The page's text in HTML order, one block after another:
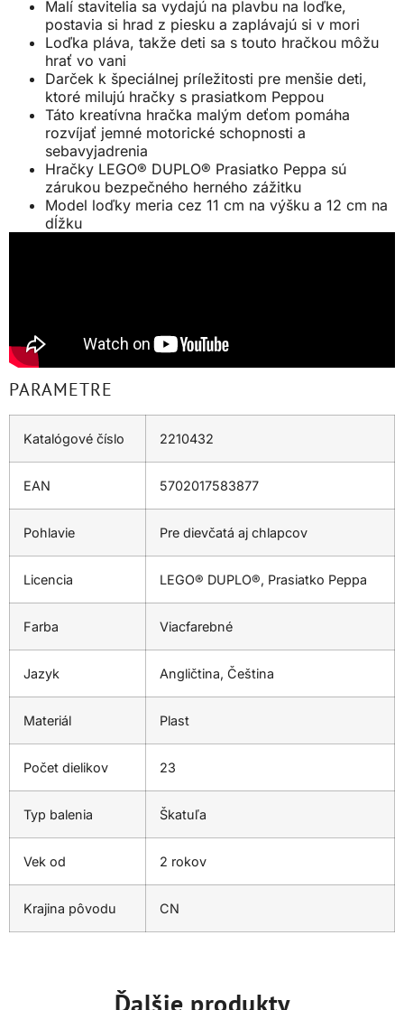
Malí stavitelia sa vydajú na plavbu na loďke,
postavia si hrad z piesku a zaplávajú si v mori
Loďka pláva, takže deti sa s touto hračkou môžu
hrať vo vani
Darček k špeciálnej príležitosti pre menšie deti,
ktoré milujú hračky s prasiatkom Peppou
Táto kreatívna hračka malým deťom pomáha
rozvíjať jemné motorické schopnosti a
sebavyjadrenia
Hračky LEGO® DUPLO® Prasiatko Peppa sú
zárukou bezpečného herného zážitku
Model loďky meria cez 11 cm na výšku a 12 cm na
dĺžku
PARAMETRE
Katalógové číslo 2210432
EAN 5702017583877
Pohlavie Pre dievčatá aj chlapcov
Licencia LEGO® DUPLO®, Prasiatko Peppa
Farba Viacfarebné
Jazyk Angličtina, Čeština
Materiál Plast
Počet dielikov 23
Typ balenia Škatuľa
Vek od 2 rokov
Krajina pôvodu CN